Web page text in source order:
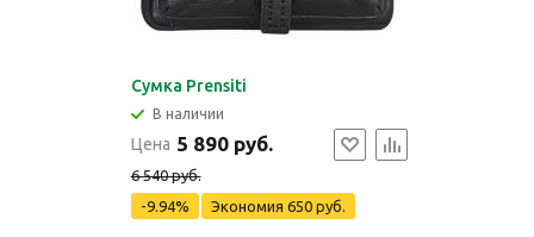
Сумка Prensiti
В наличии
Цена 5 890 руб.
6 540 руб.
-9.94%
Экономия 650 руб.